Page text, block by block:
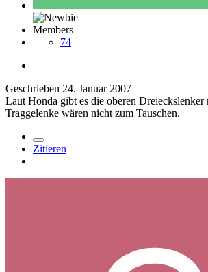
Members
74
Geschrieben 24. Januar 2007
Laut Honda gibt es die oberen
Traggelenke wären nicht zum Tauschen.
Zitieren